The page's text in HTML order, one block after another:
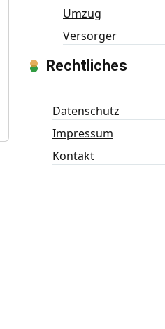
Umzug
Versorger
Rechtliches
Datenschutz
Impressum
Kontakt